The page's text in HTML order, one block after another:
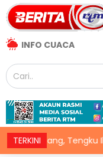
INFO CUACA
TERKINITengku Ilyana